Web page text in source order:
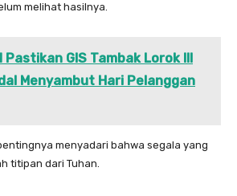
melihat hasilnya.
Pastikan GIS Tambak Lorok III
Menyambut Hari Pelanggan
menyadari bahwa segala yang
titipan dari Tuhan.